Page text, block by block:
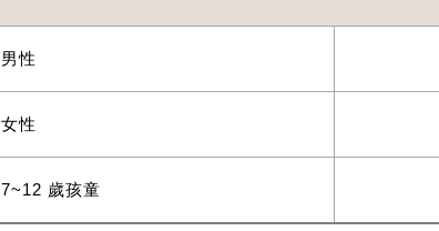
男性
女性
7~12 歲孩童